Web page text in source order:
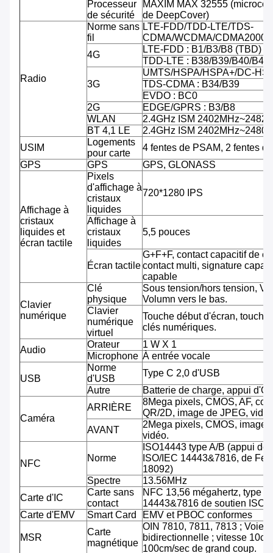
Processeur
de sécurité
MAXIM MAX 32555
de DeepCover)
Radio
Norme sans
fil
LTE-FDD/TDD-LTE/TDS-
CDMA/WCDMA/CDMA2000/
4G
LTE-FDD : B1/B3/B8 (TBD)
TDD-LTE : B38/B39/B40/B41
3G
UMTS/HSPA/HSPA+/DC-
TDS-CDMA : B34/B39
EVDO : BC0
2G
EDGE/GPRS : B3/B8
WLAN
2.4GHz ISM
BT 4,1 LE
2.4GHz ISM
USIM
Logements
pour carte
4 fentes de PSAM, 2 fentes
GPS
GPS GPS, GLONASS
Affichage à
cristaux
liquides et
écran tactile
Pixels
d'affichage à
cristaux
liquides
720*1280 IPS
Affichage à
cristaux
liquides
5,5 pouces
Écran tactile
G+F+F, contact capacitif de
contact multi, signature
capable
Clavier
numérique
Clé
physique
Sous tension/hors tension,
Volumn vers le bas.
Clavier
numérique
virtuel
Touche début d'écran, touche
clés numériques.
Audio
Orateur
1 W X 1
Microphone À entrée vocale
USB
Norme
d'USB
Type C 2,0 d'USB
Autre
Batterie de charge, appui
Caméra
ARRIÈRE
8Mega pixels, CMOS, AF,
QR/2D, image de JPEG,
AVANT
2Mega pixels, CMOS, image
vidéo.
NFC
Norme
ISO14443 type A/B (appui de
ISO/IEC 14443&7816, de
18092)
Spectre
13.56MHz
Carte d'IC
Carte sans
contact
NFC 13,56 mégahertz, type
14443&7816 de soutien ISO/
Carte d'EMV
Smart Card EMV et PBOC conformes
MSR
Carte
magnétique
OIN 7810, 7811, 7813 ; Voie
bidirectionnelle ; vitesse
100cm/sec de grand coup.